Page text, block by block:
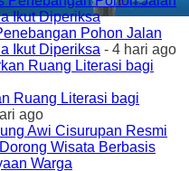
Pohon Jalan
Ikut Diperiksa - 4 hari ago
Ruang Literasi bagi
ago